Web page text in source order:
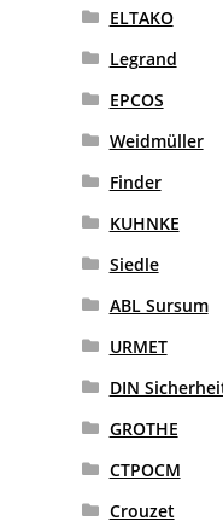
ELTAKO
Legrand
EPCOS
Weidmüller
Finder
KUHNKE
Siedle
ABL Sursum
URMET
DIN
GROTHE
CTPOCM
Crouzet